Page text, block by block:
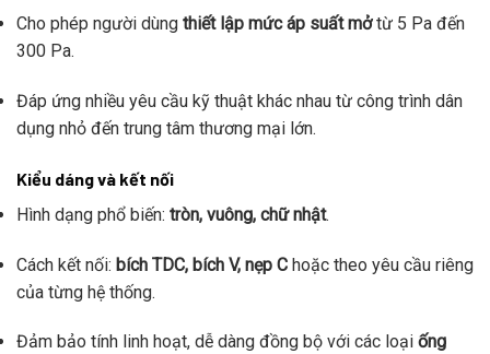
Cho phép người dùng thiết lập mức áp suất mởtừ 5 Pa đến
300 Pa.
Đáp ứng nhiều yêu cầu kỹ thuật khác nhau từ công trình dân
dụng nhỏ đến trung tâm thương mại lớn.
Kiểu dáng và kết nối
Hình dạng phổ biến: tròn, vuông, chữ nhật.
Cách kết nối: bích TDC, bích V, nẹp C hoặc theo yêu cầu riêng
của từng hệ thống.
Đảm bảo tính linh hoạt, dễ dàng đồng bộ với các loại ống